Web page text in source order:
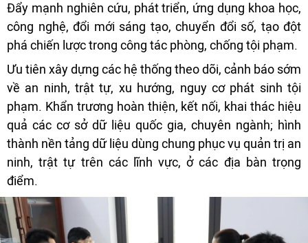
Đẩy mạnh nghiên cứu, phát triển, ứng dụng khoa học,
công nghệ, đổi mới sáng tạo, chuyển đổi số, tạo đột
phá chiến lược trong công tác phòng, chống tội phạm.
Ưu tiên xây dựng các hệ thống theo dõi, cảnh báo sớm
về an ninh, trật tự, xu hướng, nguy cơ phát sinh tội
phạm. Khẩn trương hoàn thiện, kết nối, khai thác hiệu
quả các cơ sở dữ liệu quốc gia, chuyên ngành; hình
thành nền tảng dữ liệu dùng chung phục vụ quản trị an
ninh, trật tự trên các lĩnh vực, ở các địa bàn trọng
điểm.